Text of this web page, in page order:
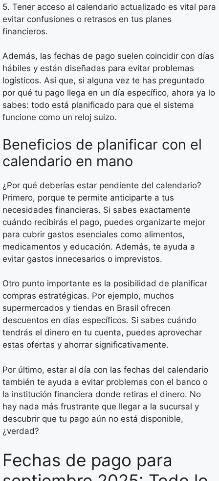
5. Tener acceso al calendario actualizado es vital para
evitar confusiones o retrasos en tus planes
financieros.
Además, las fechas de pago suelen coincidir con días
hábiles y están diseñadas para evitar problemas
logísticos. Así que, si alguna vez te has preguntado
por qué tu pago llega en un día específico, ahora ya lo
sabes: todo está planificado para que el sistema
funcione como un reloj suizo.
Beneficios de planificar con el
calendario en mano
¿Por qué deberías estar pendiente del calendario?
Primero, porque te permite anticiparte a tus
necesidades financieras. Si sabes exactamente
cuándo recibirás el pago, puedes organizarte mejor
para cubrir gastos esenciales como alimentos,
medicamentos y educación. Además, te ayuda a
evitar gastos innecesarios o imprevistos.
Otro punto importante es la posibilidad de planificar
compras estratégicas. Por ejemplo, muchos
supermercados y tiendas en Brasil ofrecen
descuentos en días específicos. Si sabes cuándo
tendrás el dinero en tu cuenta, puedes aprovechar
estas ofertas y ahorrar significativamente.
Por último, estar al día con las fechas del calendario
también te ayuda a evitar problemas con el banco o
la institución financiera donde retiras el dinero. No
hay nada más frustrante que llegar a la sucursal y
descubrir que tu pago aún no está disponible,
¿verdad?
Fechas de pago para